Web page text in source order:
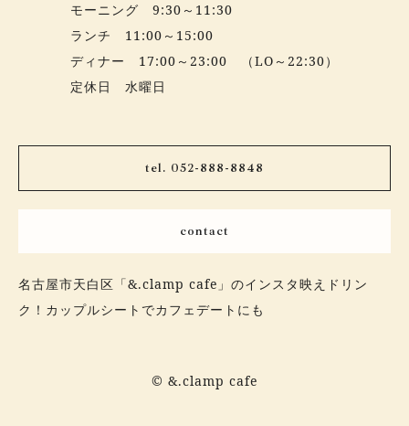
モーニング 9:30～11:30
ランチ 11:00～15:00
ディナー 17:00～23:00 （LO～22:30）
定休日 水曜日
tel. 052-888-8848
contact
名古屋市天白区「&.clamp cafe」のインスタ映えドリン
ク！カップルシートでカフェデートにも
© &.clamp cafe